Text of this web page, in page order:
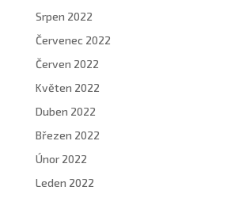
Srpen 2022
Červenec 2022
Červen 2022
Květen 2022
Duben 2022
Březen 2022
Únor 2022
Leden 2022